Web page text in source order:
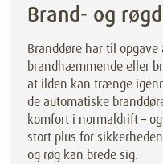
Brand- og
Branddøre har til
brandhæmmende eller
at ilden kan trænge
de automatiske
komfort i normaldrift –
stort plus for
og røg kan brede sig.